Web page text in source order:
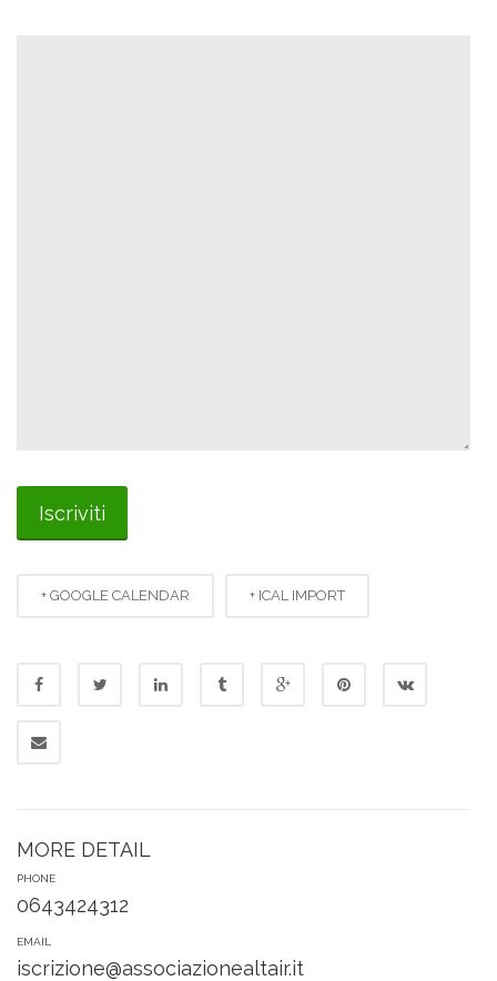
+ GOOGLE CALENDAR + ICAL IMPORT
MORE DETAIL
PHONE
0643424312
EMAIL
iscrizione@associazionealtair.it